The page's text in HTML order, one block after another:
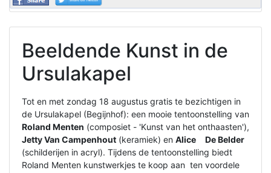
Beeldende Kunst in de
Ursulakapel
Tot en met zondag 18 augustus gratis te bezichtigen in
de Ursulakapel (Begijnhof): een mooie tentoonstelling van
Roland Menten (composiet - 'Kunst van het onthaasten'),
Jetty Van Campenhout (keramiek) en Alice De Belder
(schilderijen in acryl). Tijdens de tentoonstelling biedt
Roland Menten kunstwerkjes te koop aan ten voordele